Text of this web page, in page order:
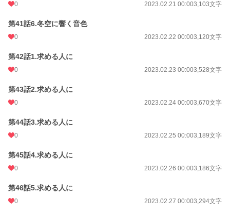
0 2023.02.21 00:003,103文字
第41話6.冬空に響く音色
0 2023.02.22 00:003,120文字
第42話1.求める人に
0 2023.02.23 00:003,528文字
第43話2.求める人に
0 2023.02.24 00:003,670文字
第44話3.求める人に
0 2023.02.25 00:003,189文字
第45話4.求める人に
0 2023.02.26 00:003,186文字
第46話5.求める人に
0 2023.02.27 00:003,294文字